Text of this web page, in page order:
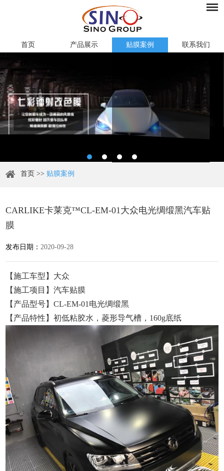
首页 产品展示 贴膜案例 联系我们
首页 >> 贴膜案例
CARLIKE卡莱克™CL-EM-01大众电光绸缎黑汽车贴
膜
发布日期： 2020-09-28
【施工车型】大众
【施工项目】汽车贴膜
【产品型号】CL-EM-01电光绸缎黑
【产品特性】初低粘胶水，菱形导气槽，160g底纸